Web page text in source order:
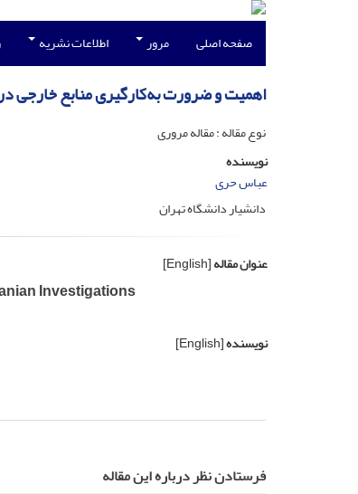
صفحه اصلی مرور اطلاعات نشریه
اهمیت و ضرورت به‌کارگیری منابع خارجی
نوع مقاله : مقاله مروری
نویسنده
عباس حری
دانشیار دانشگاه تهران
عنوان مقاله[English]
Investigations
نویسنده[English]
فرستادن نظر درباره این مقاله